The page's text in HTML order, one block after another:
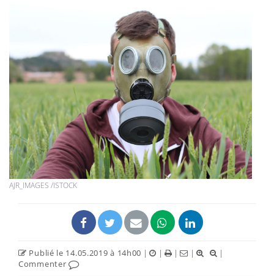
AJR_IMAGES /ISTOCK
Publié le 14.05.2019 à 14h00 | | | |
|
Commenter